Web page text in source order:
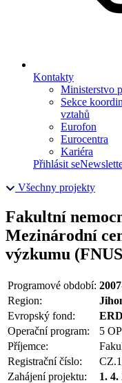
Kontakty
Ministerstvo
Sekce
vztahů
Eurofon
Eurocentra
Kariéra
Přihlásit se
Všechny projekty
Fakultní
Mezinárodní
výzkumu
Programové období:
Region:
Evropský fond:
Operační program:
5
Příjemce:
Registrační číslo:
Zahájení projektu:
1. 4.